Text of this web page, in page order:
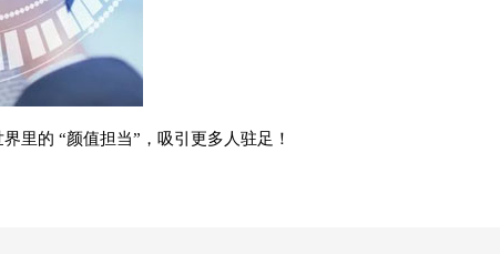
里的 “颜值担当”，吸引更多人驻足！